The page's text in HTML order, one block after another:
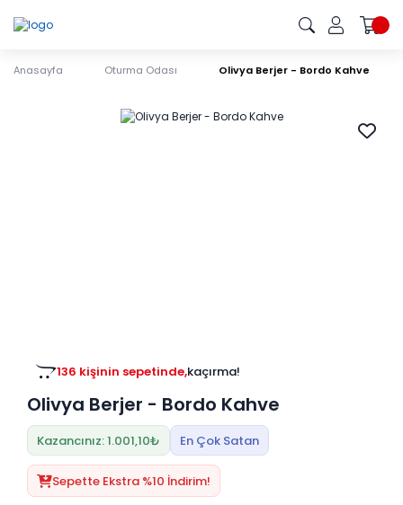
Anasayfa Oturma Odası Olivya Berjer - Bordo Kahve
136 kişinin sepetinde,kaçırma!
Olivya Berjer - Bordo Kahve
Kazancınız: 1.001,10₺ En Çok Satan
Sepette Ekstra %10 İndirim!